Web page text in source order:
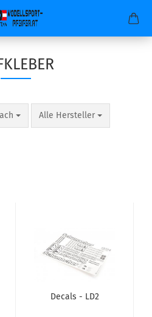
Alle Hersteller
pro Seite
Decals - LD2